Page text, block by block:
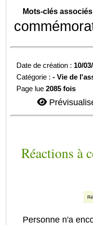
Mots-clés associés
Date de création : 10/
Catégorie :-Vie de
Page lue2085 fois
Réactions à
Personne n'a